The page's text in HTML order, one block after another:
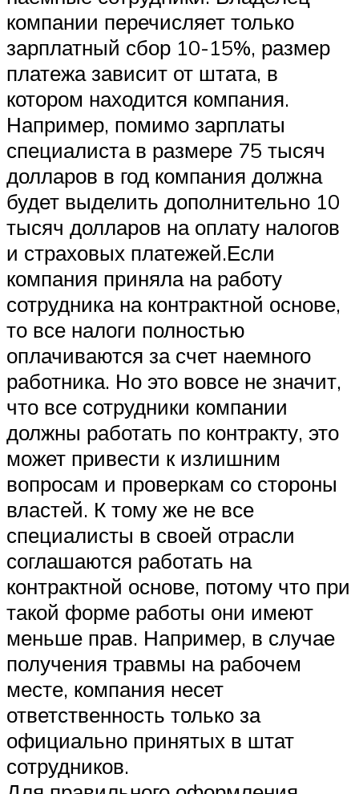
компании перечисляет только
зарплатный сбор 10-15%, размер
платежа зависит от штата, в
котором находится компания.
Например, помимо зарплаты
специалиста в размере 75 тысяч
долларов в год компания должна
будет выделить дополнительно 10
тысяч долларов на оплату налогов
и страховых платежей.Если
компания приняла на работу
сотрудника на контрактной основе,
то все налоги полностью
оплачиваются за счет наемного
работника. Но это вовсе не значит,
что все сотрудники компании
должны работать по контракту, это
может привести к излишним
вопросам и проверкам со стороны
властей. К тому же не все
специалисты в своей отрасли
соглашаются работать на
контрактной основе, потому что при
такой форме работы они имеют
меньше прав. Например, в случае
получения травмы на рабочем
месте, компания несет
ответственность только за
официально принятых в штат
сотрудников.